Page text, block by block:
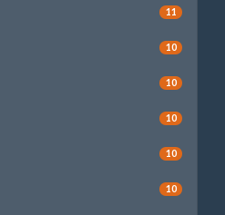
11
10
10
10
10
10